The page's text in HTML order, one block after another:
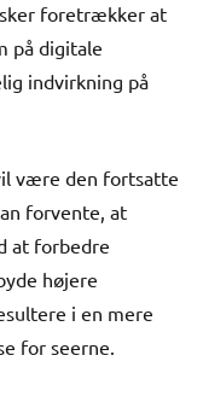
foretrækker at
på digitale
indvirkning på
være den fortsatte
forvente, at
at forbedre
højere
i en mere
for seerne.